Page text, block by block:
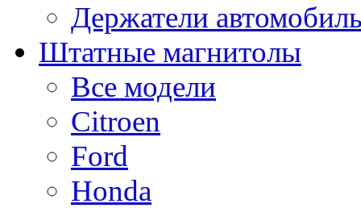
Держатели
Штатные магнитолы
Все модели
Citroen
Ford
Honda